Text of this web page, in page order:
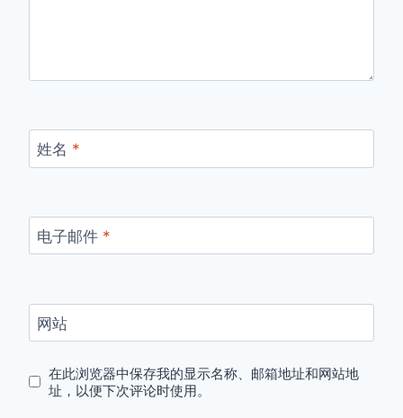
姓名 *
电子邮件 *
网站
在此浏览器中保存我的显示名称、邮箱地址和网站地
址，以便下次评论时使用。